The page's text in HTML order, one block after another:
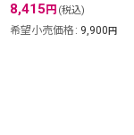
8,415 円 (税込)
希望小売価格 : 9,900円